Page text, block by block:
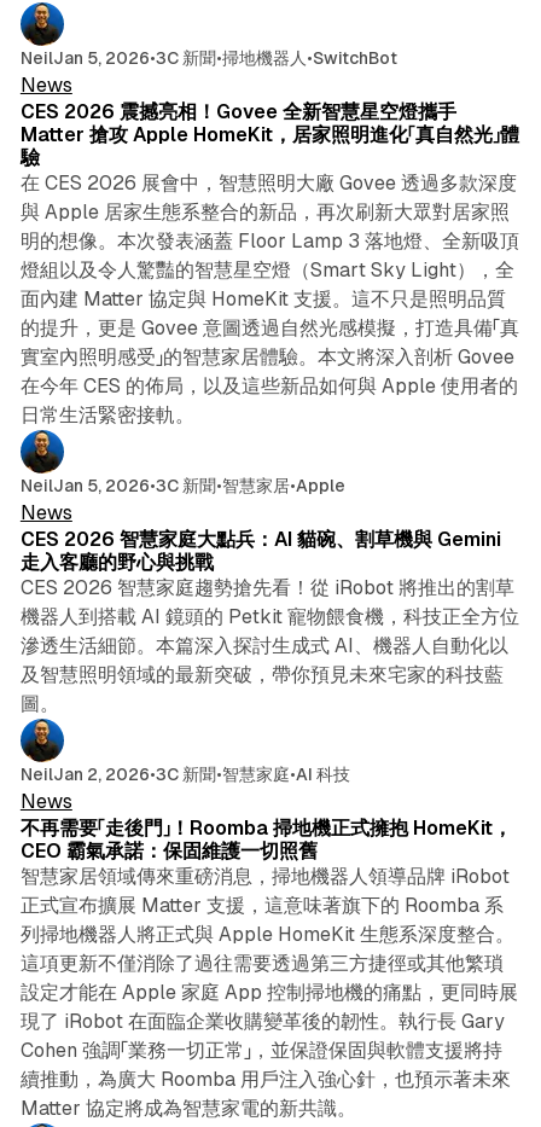
NeilJan 5, 2026•3C 新聞•掃地機器人 •SwitchBot
News
CES 2026 震撼亮相！Govee 全新智慧星空燈攜手
Matter 搶攻 Apple HomeKit，居家照明進化「真自然光」體
驗
在 CES 2026 展會中，智慧照明大廠 Govee 透過多款深度
與 Apple 居家生態系整合的新品，再次刷新大眾對居家照
明的想像。本次發表涵蓋 Floor Lamp 3 落地燈、全新吸頂
燈組以及令人驚豔的智慧星空燈（Smart Sky Light），全
面內建 Matter 協定與 HomeKit 支援。這不只是照明品質
的提升，更是 Govee 意圖透過自然光感模擬，打造具備「真
實室內照明感受」的智慧家居體驗。本文將深入剖析 Govee
在今年 CES 的佈局，以及這些新品如何與 Apple 使用者的
日常生活緊密接軌。
NeilJan 5, 2026•3C 新聞•智慧家居•Apple
News
CES 2026 智慧家庭大點兵：AI 貓碗、割草機與 Gemini
走入客廳的野心與挑戰
CES 2026 智慧家庭趨勢搶先看！從 iRobot 將推出的割草
機器人到搭載 AI 鏡頭的 Petkit 寵物餵食機，科技正全方位
滲透生活細節。本篇深入探討生成式 AI、機器人自動化以
及智慧照明領域的最新突破，帶你預見未來宅家的科技藍
圖。
NeilJan 2, 2026•3C 新聞•智慧家庭•AI 科技
News
不再需要「走後門」！Roomba 掃地機正式擁抱 HomeKit，
CEO 霸氣承諾：保固維護一切照舊
智慧家居領域傳來重磅消息，掃地機器人領導品牌 iRobot
正式宣布擴展 Matter 支援，這意味著旗下的 Roomba 系
列掃地機器人將正式與 Apple HomeKit 生態系深度整合。
這項更新不僅消除了過往需要透過第三方捷徑或其他繁瑣
設定才能在 Apple 家庭 App 控制掃地機的痛點，更同時展
現了 iRobot 在面臨企業收購變革後的韌性。執行長 Gary
Cohen 強調「業務一切正常」，並保證保固與軟體支援將持
續推動，為廣大 Roomba 用戶注入強心針，也預示著未來
Matter 協定將成為智慧家電的新共識。